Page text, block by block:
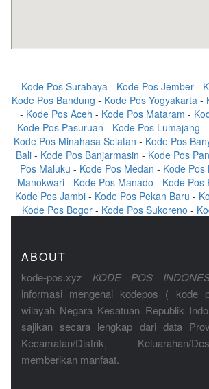
Kode Pos Surabaya - Kode Pos Jember -
Kode Pos Bandung - Kode Pos Yogyakarta-
- Kode Pos Aceh - Kode Pos Mataram -
Kode Pos Pasuruan - Kode Pos Lumajang -
Kode Pos Minahasa Selatan - Kode Pos
Bali- Kode Pos Banjarmasin - Kode Pos
Pos Maluku - Kode Pos Medan - Kode Pos
Manokwari - Kode Pos Manado - Kode Pos
Kode Pos Jambi- Kode Pos Pekan Baru -
Kode Pos Bogor - Kode Pos Sukoreno -
ABOUT
kode-pos.xyz KODE POS
informasi mengenai kodepos ( kode
wilayah Negara Kesatuan Republik
sajikan secara lengkap dari data
Kecamatan/Distrik, Keluarahan/
memberikan manfaat.